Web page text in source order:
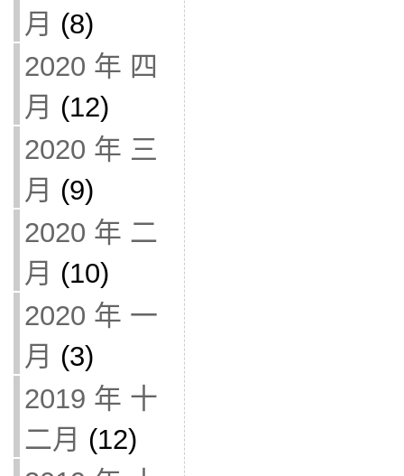
月 (8)
2020 年 四
月 (12)
2020 年 三
月 (9)
2020 年 二
月 (10)
2020 年 一
月 (3)
2019 年 十
二月 (12)